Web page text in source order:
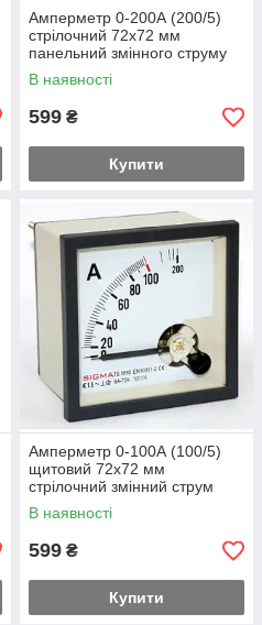
Амперметр 0-200А (200/5)
стрілочний 72х72 мм
панельний змінного струму
В наявності
599 ₴
Купити
Амперметр 0-100А (100/5)
щитовий 72х72 мм
стрілочний змінний струм
В наявності
599 ₴
Купити